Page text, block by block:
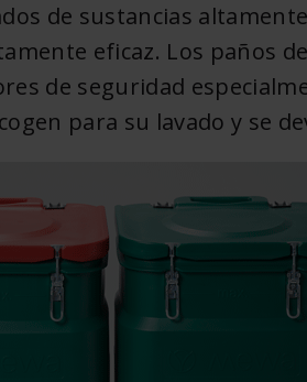
de sustancias
eficaz. Los paños
de seguridad
para su lavado y se